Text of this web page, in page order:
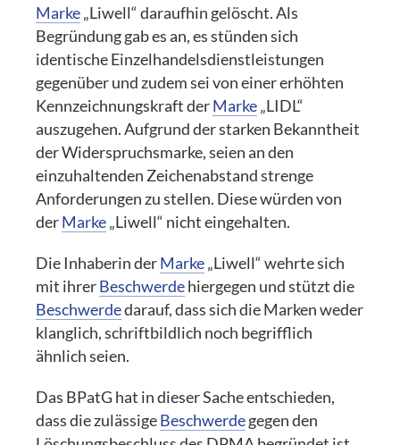
Marke„Liwell“ daraufhin gelöscht. Als
Begründung gab es an, es stünden sich
identische Einzelhandelsdienstleistungen
gegenüber und zudem sei von einer erhöhten
Kennzeichnungskraft derMarke„LIDL“
auszugehen. Aufgrund der starken Bekanntheit
der Widerspruchsmarke, seien an den
einzuhaltenden Zeichenabstand strenge
Anforderungen zu stellen. Diese würden von
derMarke„Liwell“ nicht eingehalten.
Die Inhaberin derMarke„Liwell“ wehrte sich
mit ihrerBeschwerdehiergegen und stützt die
Beschwerdedarauf, dass sich die Marken weder
klanglich, schriftbildlich noch begrifflich
ähnlich seien.
Das BPatG hat in dieser Sache entschieden,
dass die zulässigeBeschwerdegegen den